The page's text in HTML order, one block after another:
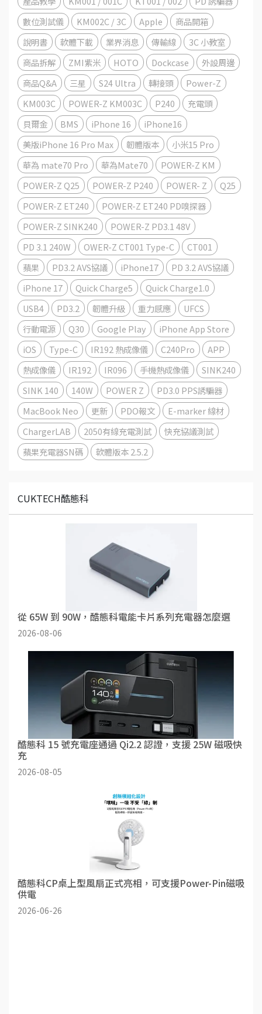
數位測試儀
KM002C / 3C Apple
商品開箱
說明書
軟體下載 業界消息 傳輸線
3C 小教室
商品拆解
ZMI紫米 HOTO Dockcase
外設周邊
商品Q&A
三星 S24 Ultra 轉接頭
Power-Z
KM003C
POWER-Z KM003C P240
充電頭
貝爾金
BMS iPhone 16
iPhone16
美版iPhone 16 Pro Max
韌體版本
小米15 Pro
華為 mate70 Pro
華為Mate70
POWER-Z KM
POWER-Z Q25
POWER-Z P240 POWER- Z
Q25
POWER-Z ET240
POWER-Z ET240 PD嗅探器
POWER-Z SINK240
POWER-Z PD3.1 48V
PD 3.1 240W
OWER-Z CT001 Type-C
CT001
蘋果
PD3.2 AVS協議 iPhone17
PD 3.2 AVS協議
iPhone 17
Quick Charge5
Quick Charge1.0
USB4
PD3.2 韌體升級 重力感應
UFCS
行動電源
Q30 Google Play
iPhone App Store
iOS
Type-C IR192 熱成像儀 C240Pro
APP
熱成像儀
IR192 IR096 手機熱成像儀
SINK240
SINK 140
140W POWER Z
PD3.0 PPS誘騙器
MacBook Neo
更新 PDO報文
E-marker 線材
ChargerLAB
2050有線充電測試
快充協議測試
蘋果充電器SN碼
軟體版本 2.5.2
CUKTECH酷態科
從 65W 到 90W，酷態科電能卡片系列充電器怎麼選
2026-08-06
酷態科 15 號充電座通過 Qi2.2 認證，支援 25W 磁吸快
充
2026-08-05
酷態科CP桌上型風扇正式亮相，可支援Power-Pin磁吸
供電
2026-06-26